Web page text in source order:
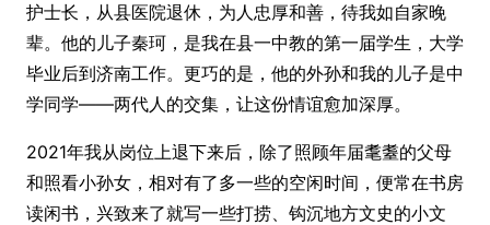
护士长，从县医院退休，为人忠厚和善，待我如自家晚
辈。他的儿子秦珂，是我在县一中教的第一届学生，大学
毕业后到济南工作。更巧的是，他的外孙和我的儿子是中
学同学——两代人的交集，让这份情谊愈加深厚。
2021年我从岗位上退下来后，除了照顾年届耄耋的父母
和照看小孙女，相对有了多一些的空闲时间，便常在书房
读闲书，兴致来了就写一些打捞、钩沉地方文史的小文